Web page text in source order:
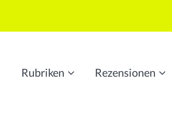
Rubriken Rezensionen